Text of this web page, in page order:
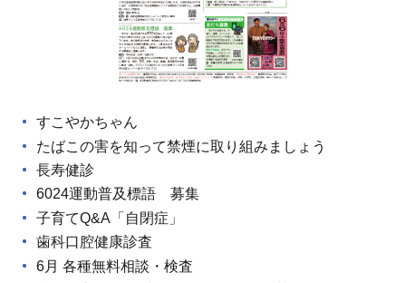
すこやかちゃん
たばこの害を知って禁煙に取り組みましょう
長寿健診
6024運動普及標語 募集
子育てQ&A「自閉症」
歯科口腔健康診査
6月 各種無料相談・検査